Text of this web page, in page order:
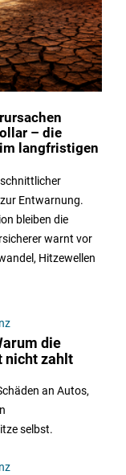
– die
langfristigen
Entwarnung.
bleiben die
warnt vor
Hitzewellen
die
nicht zahlt
an Autos,
selbst.